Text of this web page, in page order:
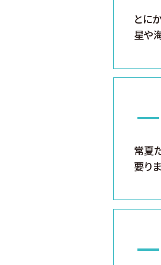
とに
星や
常夏
要り